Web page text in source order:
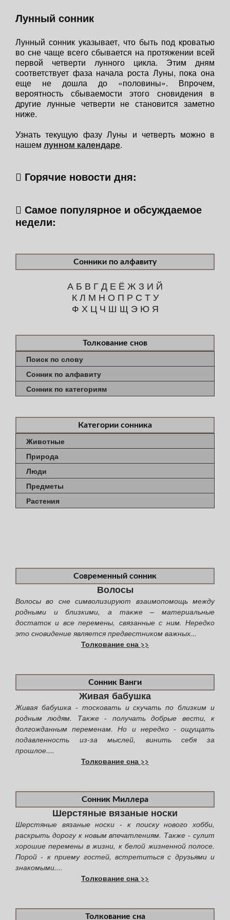
Лунный сонник
Лунный сонник указывает, что быть под кроватью
во сне чаще всего сбывается на протяжении всей
первой четверти лунного цикла. Этим дням
соответствует фаза начала роста Луны, пока она
еще не дошла до «половины». Впрочем,
вероятность сбываемости этого сновидения в
другие лунные четверти не становится заметно
ниже.
Узнать текущую фазу Луны и четверть можно в
нашем лунном календаре.
Горячие новости дня:
Самое популярное и обсуждаемое
недели:
Сонники по алфавиту
А Б В ГД Е Ё Ж З И Й
К Л М Н О П Р С Т У
Ф Х Ц Ч Ш Щ Э Ю Я
Толкование снов
Поиск по слову
Сонник по алфавиту
Сонник по категориям
Категории сонника
Животные
Природа
Люди
Предметы
Растения
Современный сонник
Волосы
Волосы во сне символизируют взаимопомощь между
родными и близкими, а также – материальные
достаток и все перемены, связанные с ним. Нередко
это сновидение является предвестником важных...
Толкование сна >>
Сонник Ванги
Живая бабушка
Живая бабушка - тосковать и скучать по близким и
родным людям. Также - получать добрые вести, к
долгожданным переменам. Но и нередко - ощущать
подавленность из-за мыслей, винить себя за
прошлое....
Толкование сна >>
Сонник Миллера
Шерстяные вязаные носки
Шерстяные вязаные носки - к поиску нового хобби,
раскрыть дорогу к новым впечатлениям. Также - сулит
хорошие перемены в жизни, к белой жизненной полосе.
Порой - к приему гостей, встретиться с друзьями и
знакомыми....
Толкование сна >>
Толкование сна